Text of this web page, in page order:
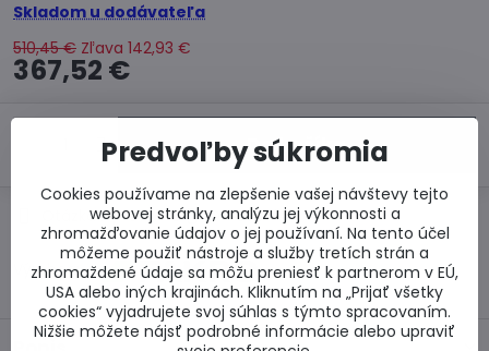
Skladom u dodávateľa
510,45 € Zľava 142,93 €
367,52 €
Do košíka
Otázka k produktu Doručenia
Výrobca:
Predvoľby súkromia
Cookies používame na zlepšenie vašej návštevy tejto
webovej stránky, analýzu jej výkonnosti a
zhromažďovanie údajov o jej používaní. Na tento účel
môžeme použiť nástroje a služby tretích strán a
zhromaždené údaje sa môžu preniesť k partnerom v EÚ,
USA alebo iných krajinách. Kliknutím na „Prijať všetky
cookies“ vyjadrujete svoj súhlas s týmto spracovaním.
Nižšie môžete nájsť podrobné informácie alebo upraviť